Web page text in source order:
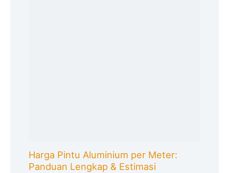
Harga Pintu Aluminium per Meter:
Panduan Lengkap & Estimasi